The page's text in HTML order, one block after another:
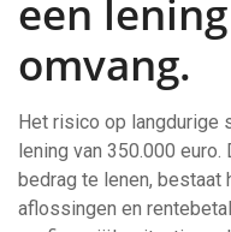
een
omvang.
Het risico op langdurige
lening van 350.000
bedrag te lenen, bestaat
aflossingen en